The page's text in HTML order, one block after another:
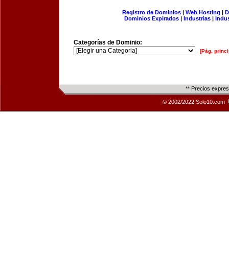
Registro de Dominios| Web Hosting |
Dominios Expirados | Industrias |
Categorías de Dominio:
[Pág.
** Precios
© 2002/2022 Solo10.com